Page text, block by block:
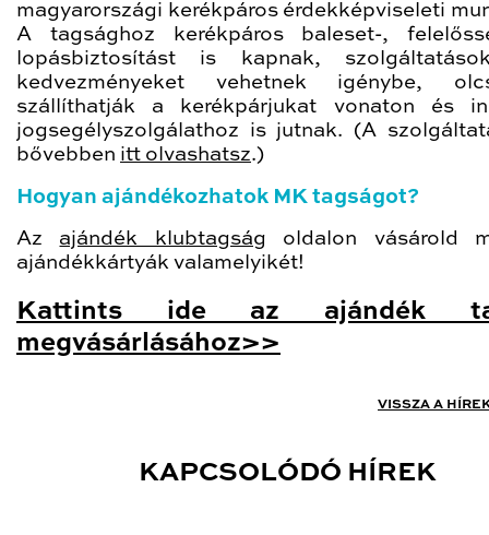
magyarországi kerékpáros érdekképviseleti
A tagsághoz kerékpáros baleset-,
lopásbiztosítást is kapnak,
kedvezményeket vehetnek igénybe,
szállíthatják a kerékpárjukat vonaton és
jogsegélyszolgálathoz is jutnak. (A
bővebben itt olvashatsz.)
Hogyan ajándékozhatok MK tagságot?
Az ajándék klubtagság oldalon vásárold
ajándékkártyák valamelyikét!
Kattints ide az ajándék
megvásárlásához>>
VISSZA A
KAPCSOLÓDÓ HÍREK